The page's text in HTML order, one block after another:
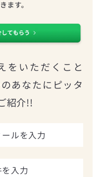
をいただくこと
あなたにピッタ
紹介!!
ルを入力
入力